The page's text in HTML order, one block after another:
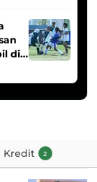
di
Kredit 2